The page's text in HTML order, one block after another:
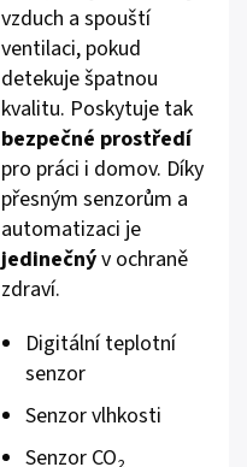
vzduch a spouští
ventilaci, pokud
detekuje špatnou
kvalitu. Poskytuje tak
bezpečné prostředí
pro práci i domov. Díky
přesným senzorům a
automatizaci je
jedinečnýv ochraně
zdraví.
Digitální teplotní
senzor
Senzor vlhkosti
Senzor CO₂